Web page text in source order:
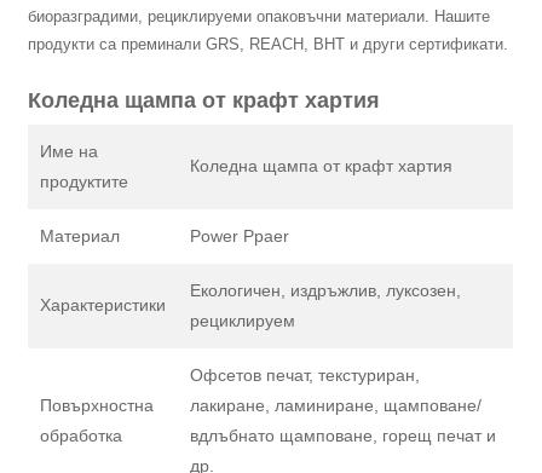
биоразградими, рециклируеми опаковъчни материали. Нашите
продукти са преминали GRS, REACH, BHT и други сертификати.
Коледна щампа от крафт хартия
Име на
продуктите
Коледна щампа от крафт хартия
Материал Power Ppaer
Характеристики
Екологичен, издръжлив, луксозен,
рециклируем
Повърхностна
обработка
Офсетов печат, текстуриран,
лакиране, ламиниране, щамповане/
вдлъбнато щамповане, горещ печат и
др.